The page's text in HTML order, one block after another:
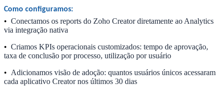
Como configuramos:
• Conectamos os reports do Zoho Creator diretamente ao Analytics
via integração nativa
• Criamos KPIs operacionais customizados: tempo de aprovação,
taxa de conclusão por processo, utilização por usuário
• Adicionamos visão de adoção: quantos usuários únicos acessaram
cada aplicativo Creator nos últimos 30 dias